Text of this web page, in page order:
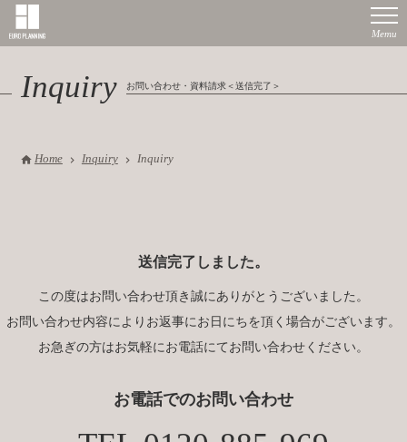
Inquiry お問い合わせ・資料請求＜送信完了＞
Home Inquiry Inquiry
送信完了しました。
この度はお問い合わせ頂き誠にありがとうございました。
お問い合わせ内容によりお返事にお日にちを頂く場合がございます。
お急ぎの方はお気軽にお電話にてお問い合わせください。
お電話でのお問い合わせ